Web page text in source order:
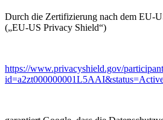
Durch die Zertifizierung nach dem EU-
(„EU-US Privacy Shield“)
https://www.privacyshield.gov/